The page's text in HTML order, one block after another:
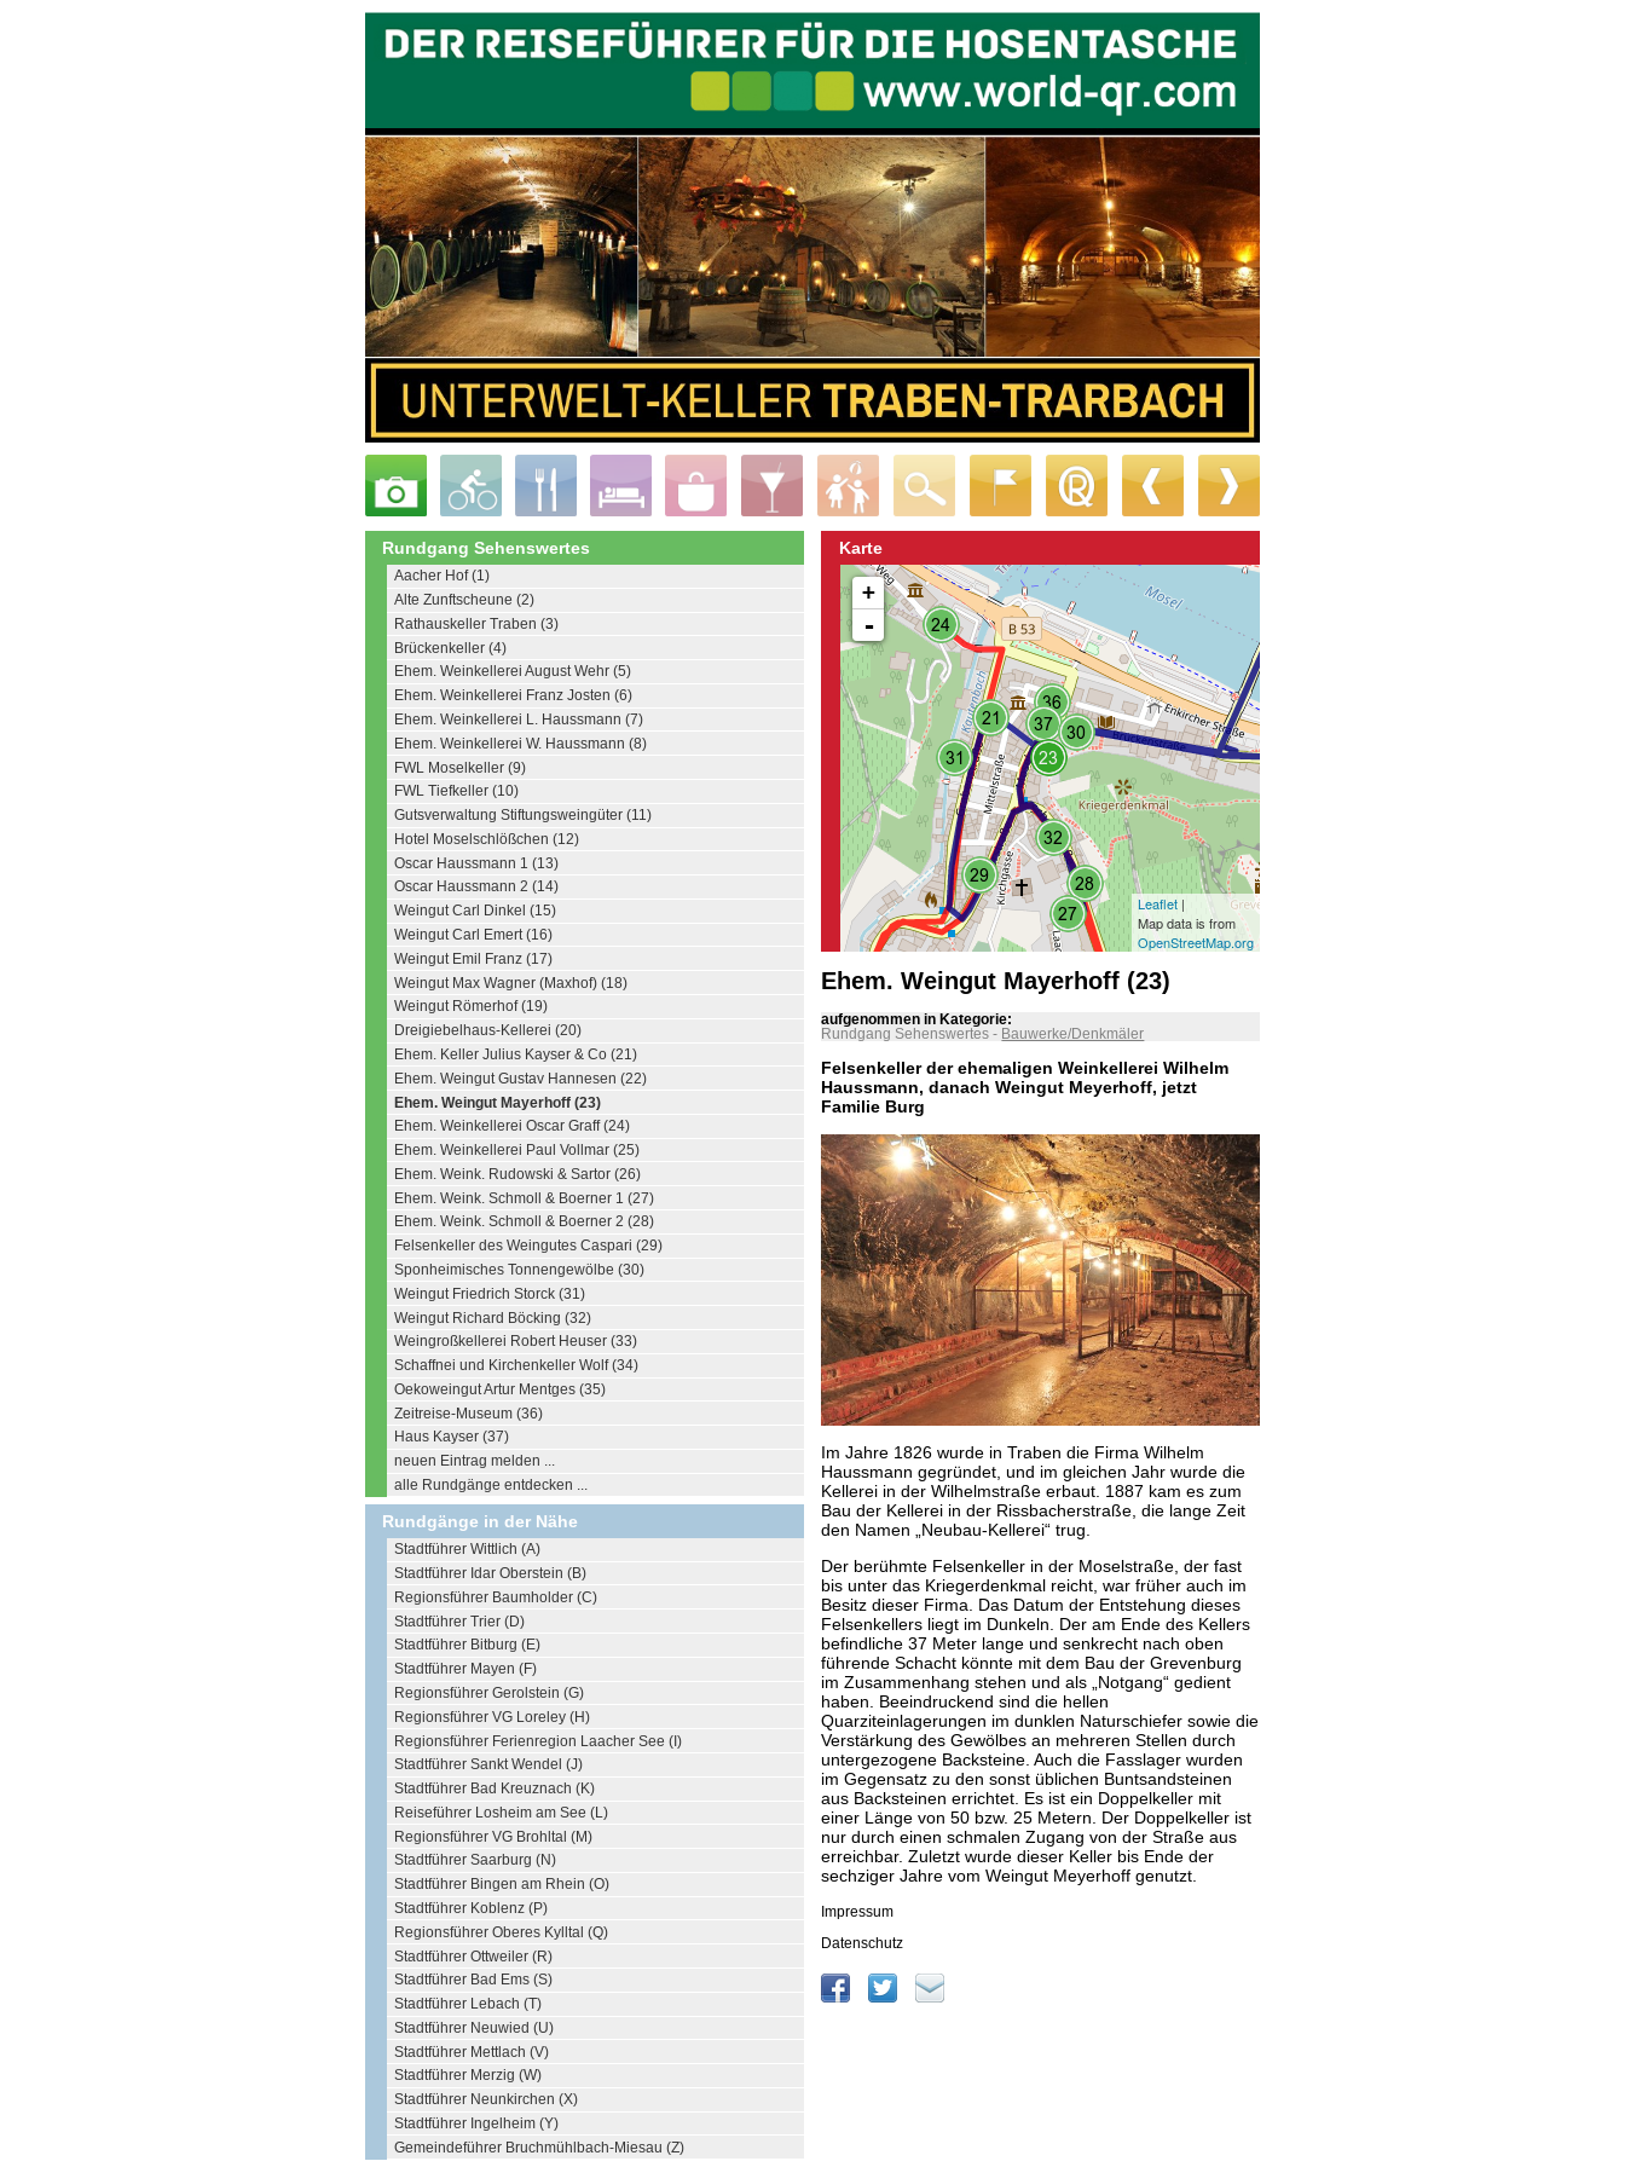
Rundgang Sehenswertes
Aacher Hof (1)
Alte Zunftscheune (2)
Rathauskeller Traben (3)
Brückenkeller (4)
Ehem. Weinkellerei August Wehr (5)
Ehem. Weinkellerei Franz Josten (6)
Ehem. Weinkellerei L. Haussmann (7)
Ehem. Weinkellerei W. Haussmann (8)
FWL Moselkeller (9)
FWL Tiefkeller (10)
Gutsverwaltung Stiftungsweingüter (11)
Hotel Moselschlößchen (12)
Oscar Haussmann 1 (13)
Oscar Haussmann 2 (14)
Weingut Carl Dinkel (15)
Weingut Carl Emert (16)
Weingut Emil Franz (17)
Weingut Max Wagner (Maxhof) (18)
Weingut Römerhof (19)
Dreigiebelhaus-Kellerei (20)
Ehem. Keller Julius Kayser & Co (21)
Ehem. Weingut Gustav Hannesen (22)
Ehem. Weingut Mayerhoff (23)
Ehem. Weinkellerei Oscar Graff (24)
Ehem. Weinkellerei Paul Vollmar (25)
Ehem. Weink. Rudowski & Sartor (26)
Ehem. Weink. Schmoll & Boerner 1 (27)
Ehem. Weink. Schmoll & Boerner 2 (28)
Felsenkeller des Weingutes Caspari (29)
Sponheimisches Tonnengewölbe (30)
Weingut Friedrich Storck (31)
Weingut Richard Böcking (32)
Weingroßkellerei Robert Heuser (33)
Schaffnei und Kirchenkeller Wolf (34)
Oekoweingut Artur Mentges (35)
Zeitreise-Museum (36)
Haus Kayser (37)
neuen Eintrag melden ...
alle Rundgänge entdecken ...
Rundgänge in der Nähe
Stadtführer Wittlich (A)
Stadtführer Idar Oberstein (B)
Regionsführer Baumholder (C)
Stadtführer Trier (D)
Stadtführer Bitburg (E)
Stadtführer Mayen (F)
Regionsführer Gerolstein (G)
Regionsführer VG Loreley (H)
Regionsführer Ferienregion Laacher See (I)
Stadtführer Sankt Wendel (J)
Stadtführer Bad Kreuznach (K)
Reiseführer Losheim am See (L)
Regionsführer VG Brohltal (M)
Stadtführer Saarburg (N)
Stadtführer Bingen am Rhein (O)
Stadtführer Koblenz (P)
Regionsführer Oberes Kylltal (Q)
Stadtführer Ottweiler (R)
Stadtführer Bad Ems (S)
Stadtführer Lebach (T)
Stadtführer Neuwied (U)
Stadtführer Mettlach (V)
Stadtführer Merzig (W)
Stadtführer Neunkirchen (X)
Stadtführer Ingelheim (Y)
Gemeindeführer Bruchmühlbach-Miesau (Z)
Karte
+
-
Leaflet |
Map data is from
OpenStreetMap.org
Ehem. Weingut Mayerhoff (23)
aufgenommen in Kategorie:
Rundgang Sehenswertes - Bauwerke/Denkmäler
Felsenkeller der ehemaligen Weinkellerei Wilhelm
Haussmann, danach Weingut Meyerhoff, jetzt
Familie Burg
Im Jahre 1826 wurde in Traben die Firma Wilhelm
Haussmann gegründet, und im gleichen Jahr wurde die
Kellerei in der Wilhelmstraße erbaut. 1887 kam es zum
Bau der Kellerei in der Rissbacherstraße, die lange Zeit
den Namen „Neubau-Kellerei“ trug.
Der berühmte Felsenkeller in der Moselstraße, der fast
bis unter das Kriegerdenkmal reicht, war früher auch im
Besitz dieser Firma. Das Datum der Entstehung dieses
Felsenkellers liegt im Dunkeln. Der am Ende des Kellers
befindliche 37 Meter lange und senkrecht nach oben
führende Schacht könnte mit dem Bau der Grevenburg
im Zusammenhang stehen und als „Notgang“ gedient
haben. Beeindruckend sind die hellen
Quarziteinlagerungen im dunklen Naturschiefer sowie die
Verstärkung des Gewölbes an mehreren Stellen durch
untergezogene Backsteine. Auch die Fasslager wurden
im Gegensatz zu den sonst üblichen Buntsandsteinen
aus Backsteinen errichtet. Es ist ein Doppelkeller mit
einer Länge von 50 bzw. 25 Metern. Der Doppelkeller ist
nur durch einen schmalen Zugang von der Straße aus
erreichbar. Zuletzt wurde dieser Keller bis Ende der
sechziger Jahre vom Weingut Meyerhoff genutzt.
Impressum
Datenschutz